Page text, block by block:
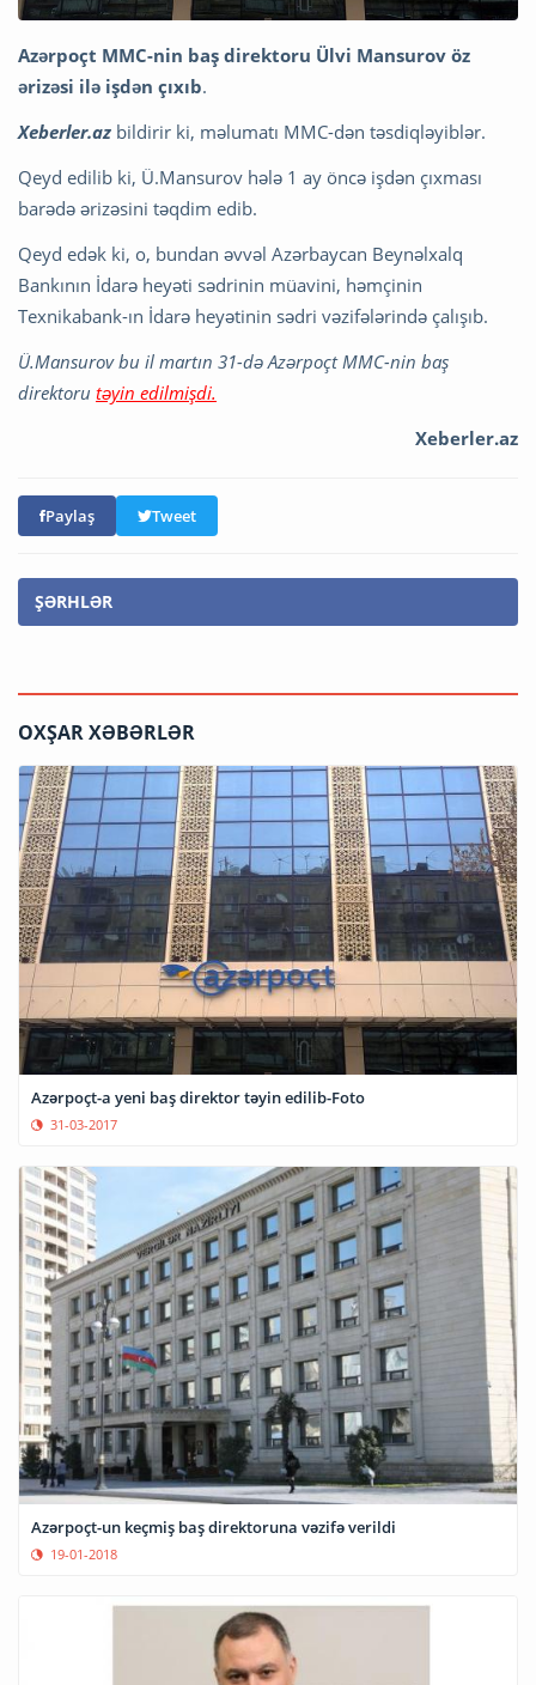
Azərpoçt MMC-nin baş direktoru Ülvi Mansurov öz
ərizəsi ilə işdən çıxıb.
Xeberler.az bildirir ki, məlumatı MMC-dən təsdiqləyiblər.
Qeyd edilib ki, Ü.Mansurov hələ 1 ay öncə işdən çıxması
barədə ərizəsini təqdim edib.
Qeyd edək ki, o, bundan əvvəl Azərbaycan Beynəlxalq
Bankının İdarə heyəti sədrinin müavini, həmçinin
Texnikabank-ın İdarə heyətinin sədri vəzifələrində çalışıb.
Ü.Mansurov bu il martın 31-də Azərpoçt MMC-nin baş
direktoru təyin edilmişdi.
Xeberler.az
Paylaş Tweet
ŞƏRHLƏR
OXŞAR XƏBƏRLƏR
Azərpoçt-a yeni baş direktor təyin edilib-Foto
31-03-2017
Azərpoçt-un keçmiş baş direktoruna vəzifə verildi
19-01-2018